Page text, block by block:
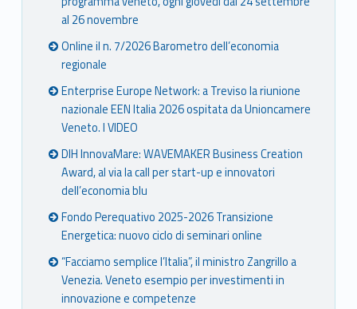
al 26 novembre
Online il n. 7/2026 Barometro dell’economia
regionale
Enterprise Europe Network: a Treviso la riunione
nazionale EEN Italia 2026 ospitata da Unioncamere
Veneto. I VIDEO
DIH InnovaMare: WAVEMAKER Business Creation
Award, al via la call per start-up e innovatori
dell’economia blu
Fondo Perequativo 2025-2026 Transizione
Energetica: nuovo ciclo di seminari online
“Facciamo semplice l’Italia”, il ministro Zangrillo a
Venezia. Veneto esempio per investimenti in
innovazione e competenze